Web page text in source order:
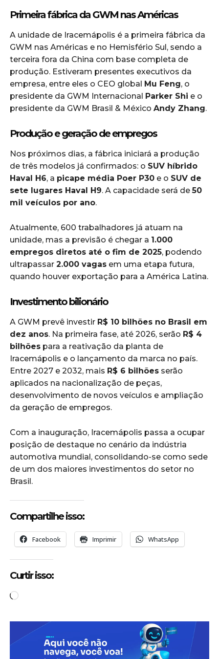
Primeira fábrica da GWM nas Américas
A unidade de Iracemápolis é a primeira fábrica da
GWM nas Américas e no Hemisfério Sul, sendo a
terceira fora da China com base completa de
produção. Estiveram presentes executivos da
empresa, entre eles o CEO global Mu Feng, o
presidente da GWM Internacional Parker Shi e o
presidente da GWM Brasil & México Andy Zhang.
Produção e geração de empregos
Nos próximos dias, a fábrica iniciará a produção
de três modelos já confirmados: o SUV híbrido
Haval H6, a picape média Poer P30 e o SUV de
sete lugares Haval H9. A capacidade será de50
mil veículos por ano.
Atualmente, 600 trabalhadores já atuam na
unidade, mas a previsão é chegar a 1.000
empregos diretos até o fim de 2025, podendo
ultrapassar 2.000 vagas em uma etapa futura,
quando houver exportação para a América Latina.
Investimento bilionário
A GWM prevê investir R$ 10 bilhões no Brasil em
dez anos. Na primeira fase, até 2026, serão R$ 4
bilhões para a reativação da planta de
Iracemápolis e o lançamento da marca no país.
Entre 2027 e 2032, mais R$ 6 bilhões serão
aplicados na nacionalização de peças,
desenvolvimento de novos veículos e ampliação
da geração de empregos.
Com a inauguração, Iracemápolis passa a ocupar
posição de destaque no cenário da indústria
automotiva mundial, consolidando-se como sede
de um dos maiores investimentos do setor no
Brasil.
Compartilhe isso:
Facebook Imprimir WhatsApp
Curtir isso:
C
r